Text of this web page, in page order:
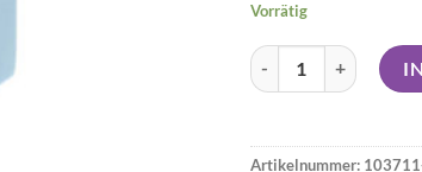
Vorrätig
OMG Cannabis
Artikelnummer: